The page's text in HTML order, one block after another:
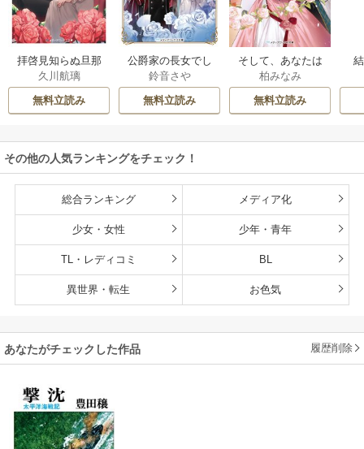
拝啓見知らぬ旦那
様、離婚していた
だきます
久川航璃
無料立読み
公爵家の長女でし
た
鈴音さや
無料立読み
そして、あなたは
私を捨てる
柏みなみ
無料立読み
その他の人気ランキングをチェック！
総合ランキング メディア化
少女・女性 少年・青年
TL・レディコミ BL
異世界・転生 お色気
あなたがチェックした作品 履歴削除